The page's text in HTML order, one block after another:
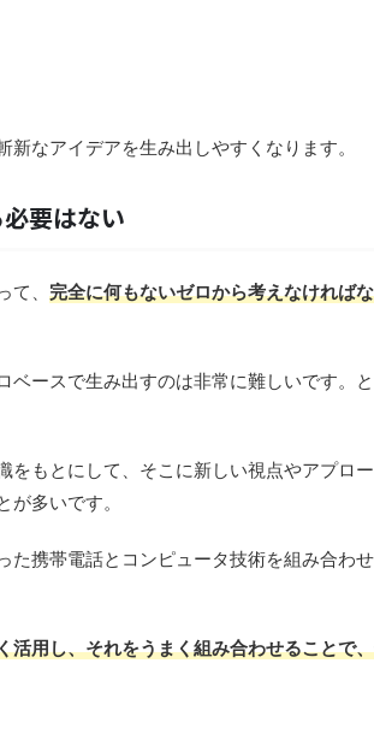
なアイデアを生み出しやすくなります。
要はない
、 完全に何もないゼロから考えなければ
ベースで生み出すのは非常に難しいです。
をもとにして、そこに新しい視点やアプロ
多いです。
た携帯電話とコンピュータ技術を組み合わ
活用し、それをうまく組み合わせることで